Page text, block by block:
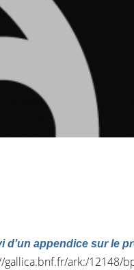
d’un appendice sur le
gallica.bnf.fr/ark:/12148/